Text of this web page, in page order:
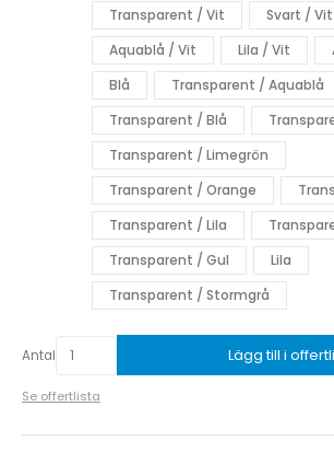
Transparent / Vit
Svart / Vit
Aquablå / Vit
Lila / Vit
Blå
Transparent / Aquablå
Transparent / Blå
Transparent / Limegrön
Transparent / Orange
Transparent / Lila
Transparent / Gul
Lila
Transparent / Stormgrå
Antal Lägg till i
Se offertlista